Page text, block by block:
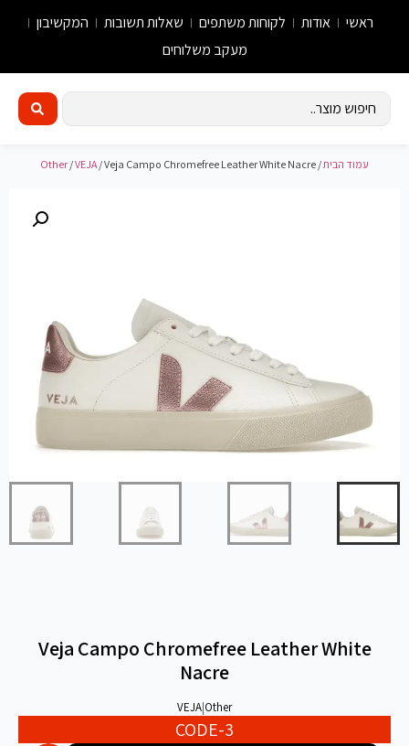
ראשי אודות לקוחות משתפים שאלות תשובות
המקשיבון
מעקב משלוחים
עמוד הבית/
Other /VEJA/ Veja Campo Chromefree Leather White Nacre
Veja Campo Chromefree Leather White
Nacre
Other
VEJA
CODE-3